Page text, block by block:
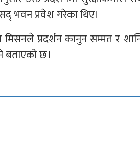
भवन प्रवेश गरेका थिए।
मिसनले प्रदर्शन कानुन सम्मत र
बताएको छ।